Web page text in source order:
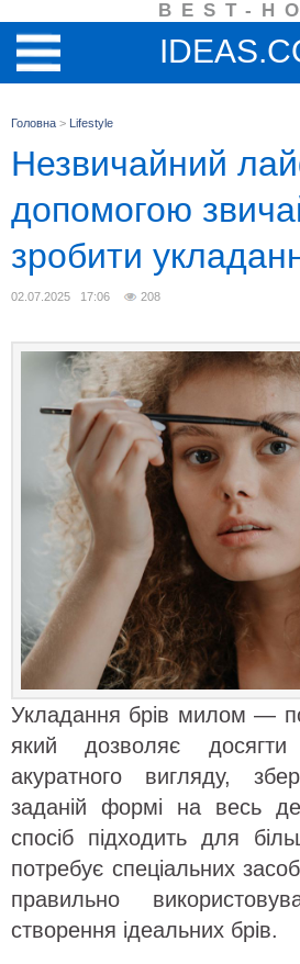
BEST-
Головна > Lifestyle
Незвичайний
допомогою
зробити
02.07.2025 17:06 208
Укладання брів милом —
який дозволяє
акуратного вигляду,
заданій формі на весь
спосіб підходить для
потребує спеціальних
правильно
створення ідеальних брів.